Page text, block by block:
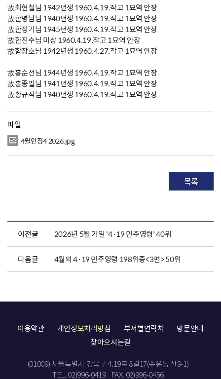
故최현철님 1942년생 1960.4.19.작고 1묘역 안장
故한명남님 1940년생 1960.4.19.작고 1묘역 안장
故한정기님 1945년생 1960.4.19.작고 1묘역 안장
故한진수님 미상 1960.4.19.작고 1묘역 안장
故함장호님 1942년생 1960.4.27.작고 1묘역 안장
故홍순선님 1944년생 1960.4.19.작고 1묘역 안장
故홍종필님 1941년생 1960.4.19.작고 1묘역 안장
故황규직님 1940년생 1960.4.19.작고 1묘역 안장
파일
4월안장4 2026.jpg
목록
이전글 2026년 5월 기일 '4·19 민주영령' 40위
다음글 4월의 4·19 민주영령 198위중<3편> 50위
이용약관 개인정보처리방침 부서별연락처
방문안내
찾아오시는길
(01009) 서울특별시 강북구 4.19로 8길17(수유동 산9-1)
TEL. 02)996-0419
FAX. 02)996-0456